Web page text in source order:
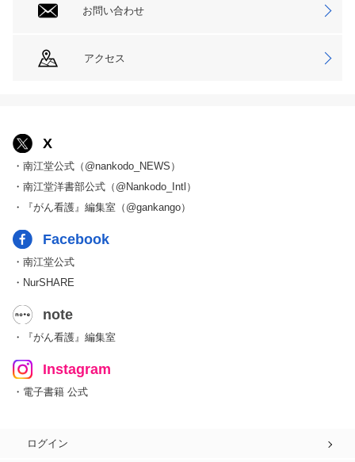
お問い合わせ
アクセス
X
・南江堂公式（@nankodo_NEWS）
・南江堂洋書部公式（@Nankodo_Intl）
・『がん看護』編集室（@gankango）
Facebook
・南江堂公式
・NurSHARE
note
・『がん看護』編集室
Instagram
・電子書籍 公式
ログイン